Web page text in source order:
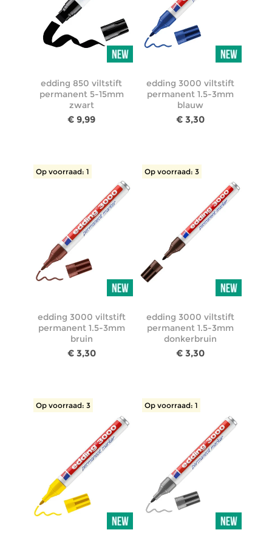
edding 850 viltstift
permanent 5-15mm
zwart
€ 9,99
edding 3000 viltstift
permanent 1.5-3mm
blauw
€ 3,30
Op voorraad: 1
edding 3000 viltstift
permanent 1.5-3mm
bruin
€ 3,30
Op voorraad: 3
edding 3000 viltstift
permanent 1.5-3mm
donkerbruin
€ 3,30
Op voorraad: 3 Op voorraad: 1